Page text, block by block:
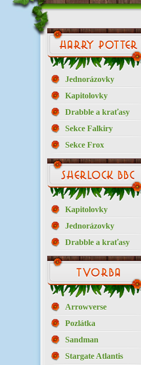
Jednorázovky
Kapitolovky
Drabble a kraťasy
Sekce Falkiry
Sekce Frox
Kapitolovky
Jednorázovky
Drabble a kraťasy
Arrowverse
Pozlátka
Sandman
Stargate Atlantis